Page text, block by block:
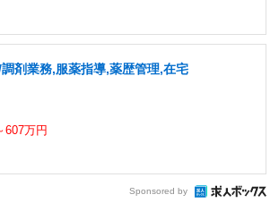
剤業務,服薬指導,薬歴管理,在宅
607万円
Sponsored by